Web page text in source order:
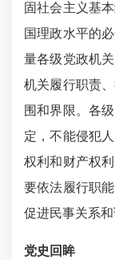
固社会主义基
国理政水平的
量各级党政机
机关履行职责
围和界限。各
定，不能侵犯
权利和财产权
要依法履行职
促进民事关系和
党史回眸